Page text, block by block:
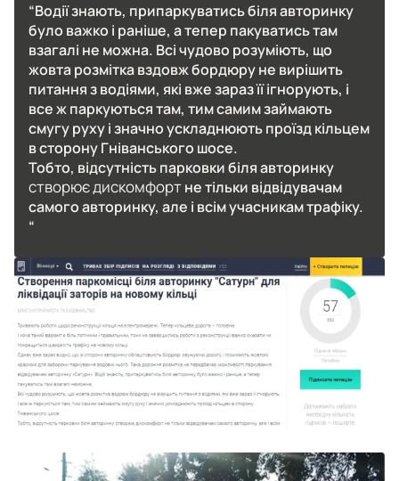
“Водії знають, припаркуватись біля авторинку
було важко і раніше, а тепер пакуватись там
взагалі не можна. Всі чудово розуміють, що
жовта розмітка вздовж бордюру не вирішить
питання з водіями, які вже зараз її ігнорують, і
все ж паркуються там, тим самим займають
смугу руху і значно ускладнюють проїзд кільцем
в сторону Гніванського шосе.
Тобто, відсутність парковки біля авторинку
створює дискомфортне тільки відвідувачам
самого авторинку, але і всім учасникам трафіку.
“